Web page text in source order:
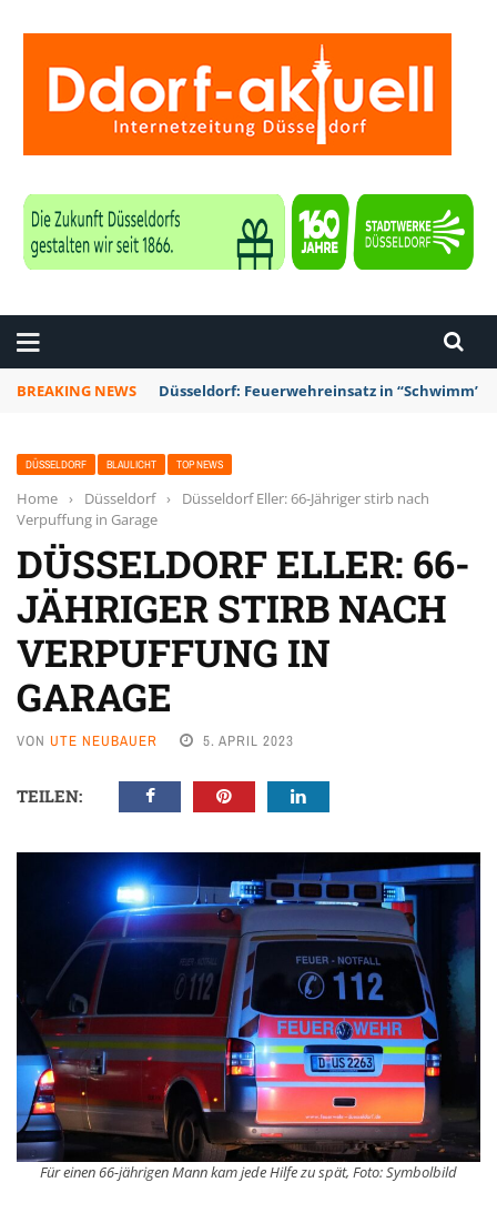
BREAKING NEWS Düsseldorf: Feuerwehreinsatz in “Schwimm’
DÜSSELDORF BLAULICHT TOP NEWS
Home › Düsseldorf ›
Düsseldorf Eller: 66-Jähriger stirb nach
Verpuffung in Garage
DÜSSELDORF ELLER: 66-
JÄHRIGER STIRB NACH
VERPUFFUNG IN
GARAGE
VON UTE NEUBAUER 5. APRIL 2023
TEILEN:
Für einen 66-jährigen Mann kam jede Hilfe zu spät, Foto: Symbolbild